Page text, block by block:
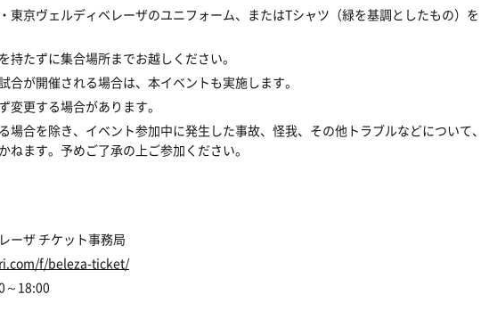
東京ヴェルディベレーザのユニフォーム、またはTシャツ（緑を基調としたもの）を
持たずに集合場所までお越しください。
合が開催される場合は、本イベントも実施します。
変更する場合があります。
場合を除き、イベント参加中に発生した事故、怪我、その他トラブルなどについて、
ねます。予めご了承の上ご参加ください。
ーザ チケット事務局
f/beleza-ticket/
～18:00